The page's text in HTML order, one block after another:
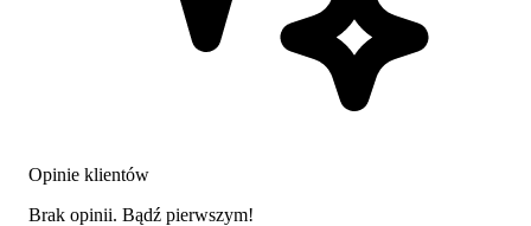
Opinie klientów
Brak opinii. Bądź pierwszym!